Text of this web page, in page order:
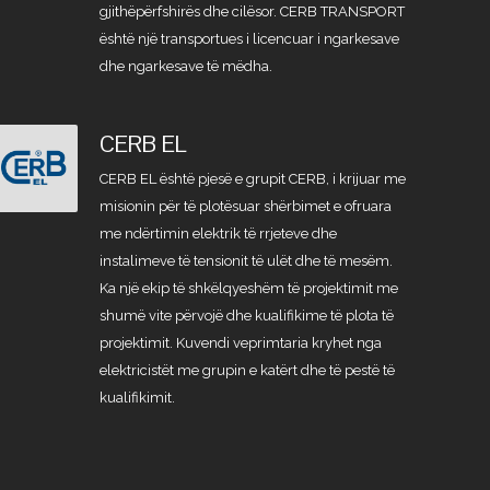
gjithëpërfshirës dhe cilësor. CERB TRANSPORT
është një transportues i licencuar i ngarkesave
dhe ngarkesave të mëdha.
CERB EL
CERB EL është pjesë e grupit CERB, i krijuar me
misionin për të plotësuar shërbimet e ofruara
me ndërtimin elektrik të rrjeteve dhe
instalimeve të tensionit të ulët dhe të mesëm.
Ka një ekip të shkëlqyeshëm të projektimit me
shumë vite përvojë dhe kualifikime të plota të
projektimit. Kuvendi veprimtaria kryhet nga
elektricistët me grupin e katërt dhe të pestë të
kualifikimit.